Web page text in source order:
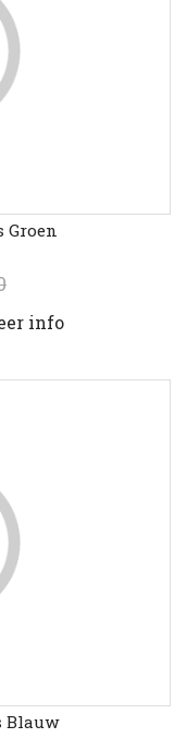
Groen
info
Blauw